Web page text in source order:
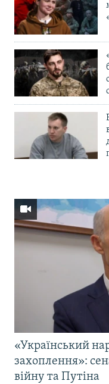
«Український
захоплення»:
війну та Путіна